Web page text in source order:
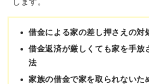
借金による家の差し押さえの対
借金返済が厳しくても家を手放
法
家族の借金で家を取られないた